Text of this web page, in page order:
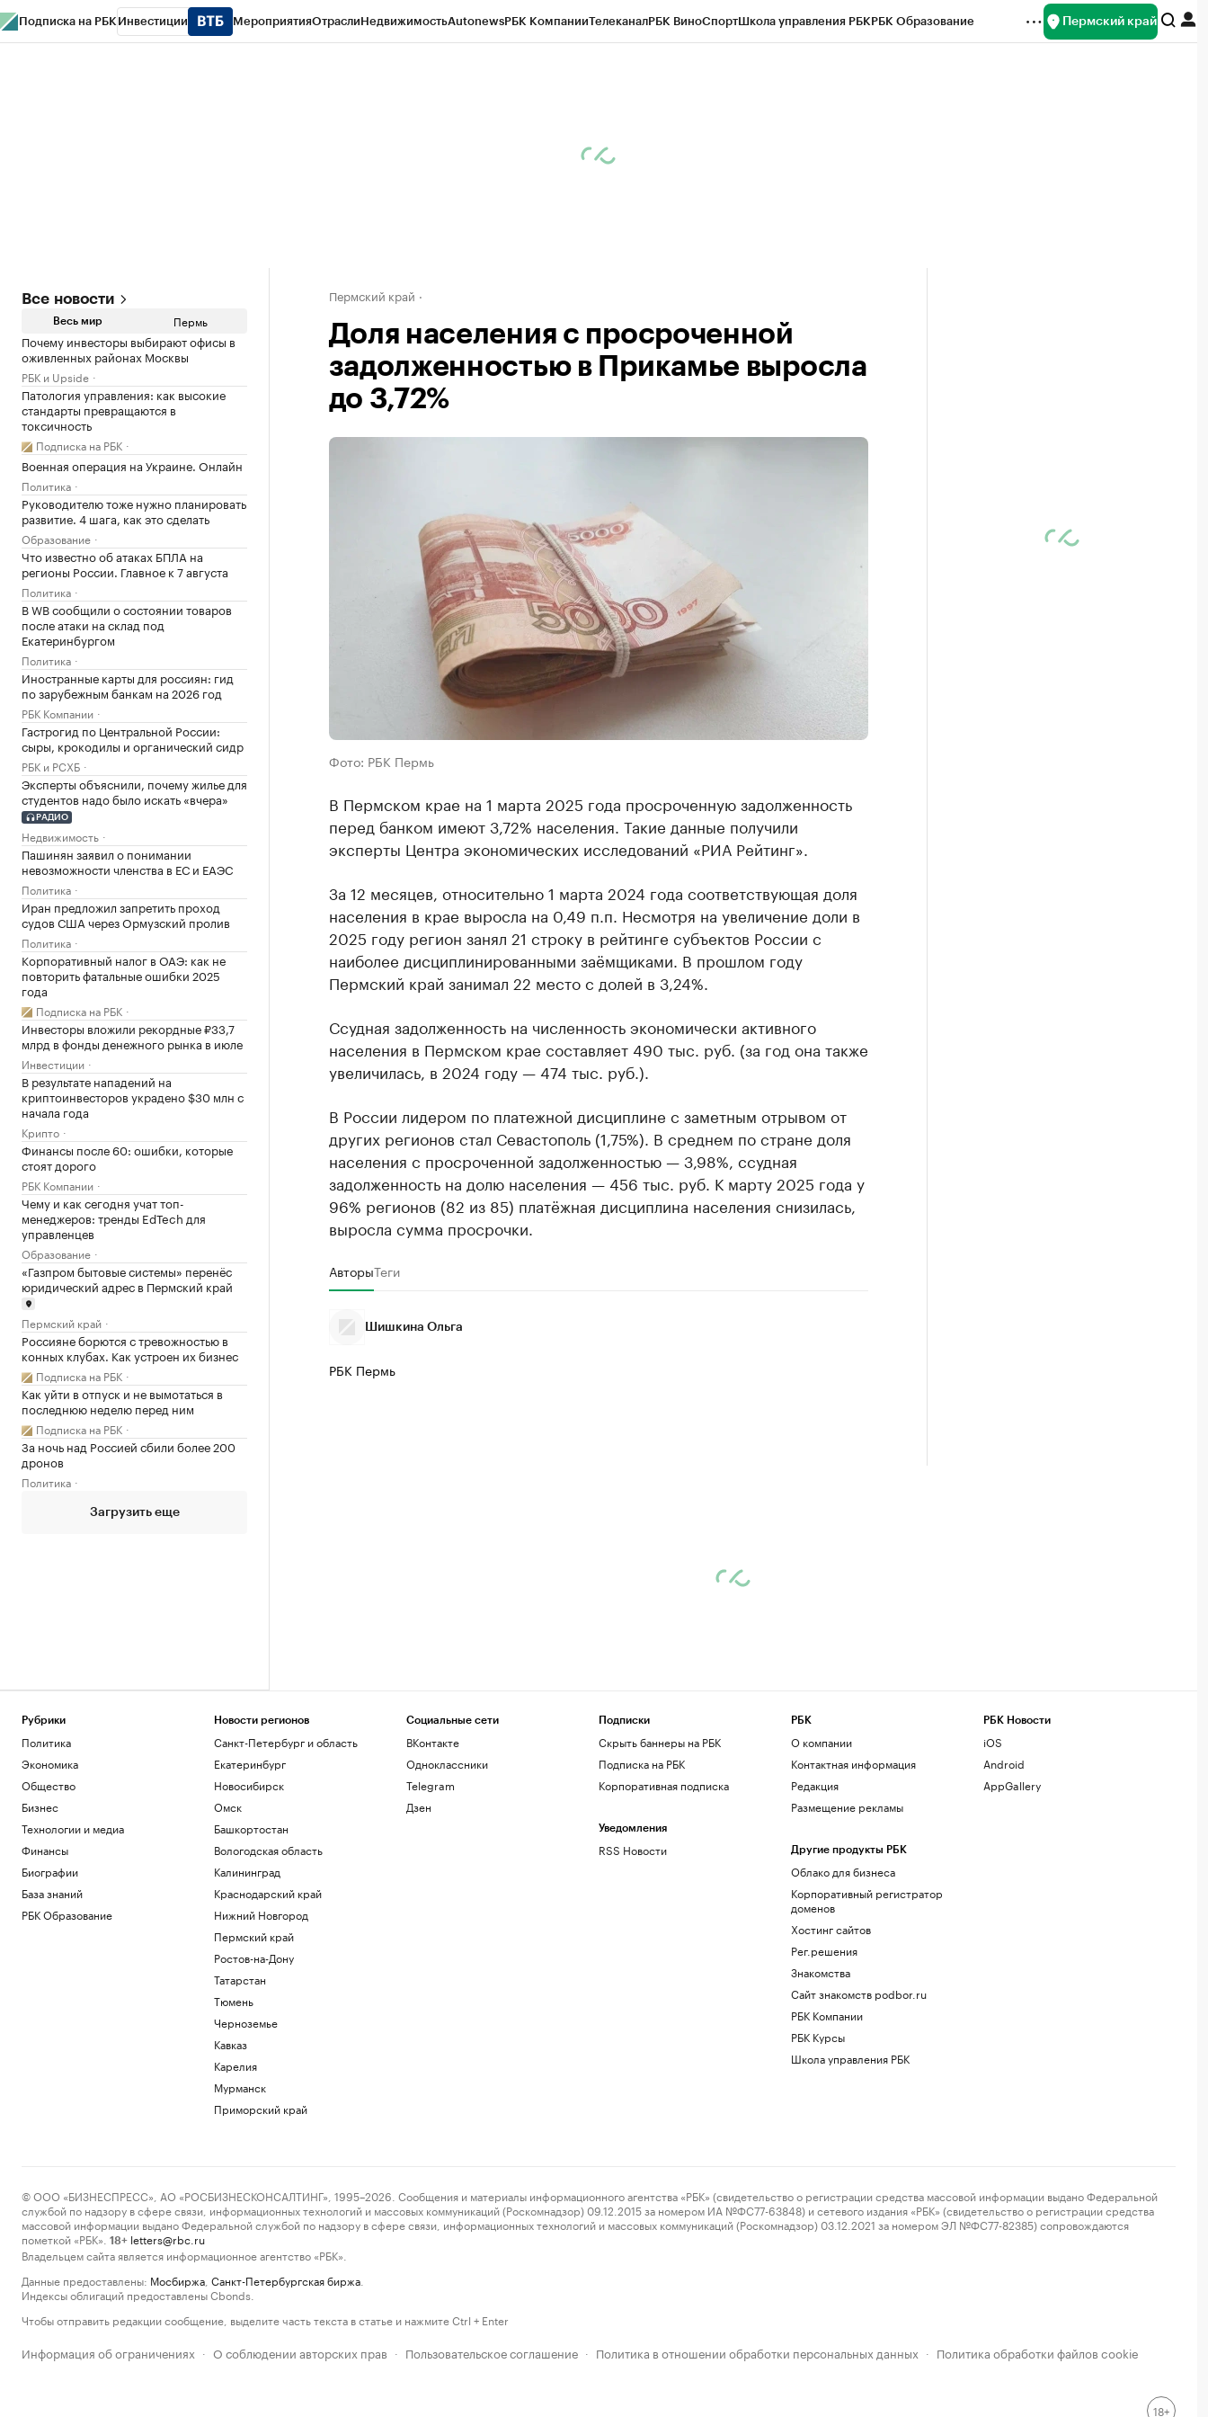
Подписка на РБК Инвестиции МероприятияОтраслиНедвижимостьAutonewsРБК КомпанииТелеканалРБК ВиноСпортШкола управления РБКРБК Образование Пермский край
Все новости
Весь мир Пермь
Почему инвесторы выбирают офисы в
оживленных районах Москвы
РБК и Upside
Патология управления: как высокие
стандарты превращаются в
токсичность
Подписка на РБК
Военная операция на Украине. Онлайн
Политика
Руководителю тоже нужно планировать
развитие. 4 шага, как это сделать
Образование
Что известно об атаках БПЛА на
регионы России. Главное к 7 августа
Политика
В WB сообщили о состоянии товаров
после атаки на склад под
Екатеринбургом
Политика
Иностранные карты для россиян: гид
по зарубежным банкам на 2026 год
РБК Компании
Гастрогид по Центральной России:
сыры, крокодилы и органический сидр
РБК и РСХБ
Эксперты объяснили, почему жилье для
студентов надо было искать «вчера»
РАДИО
Недвижимость
Пашинян заявил о понимании
невозможности членства в ЕС и ЕАЭС
Политика
Иран предложил запретить проход
судов США через Ормузский пролив
Политика
Корпоративный налог в ОАЭ: как не
повторить фатальные ошибки 2025
года
Подписка на РБК
Инвесторы вложили рекордные ₽33,7
млрд в фонды денежного рынка в июле
Инвестиции
В результате нападений на
криптоинвесторов украдено $30 млн с
начала года
Крипто
Финансы после 60: ошибки, которые
стоят дорого
РБК Компании
Чему и как сегодня учат топ-
менеджеров: тренды EdTech для
управленцев
Образование
«Газпром бытовые системы» перенёс
юридический адрес в Пермский край
Пермский край
Россияне борются с тревожностью в
конных клубах. Как устроен их бизнес
Подписка на РБК
Как уйти в отпуск и не вымотаться в
последнюю неделю перед ним
Подписка на РБК
За ночь над Россией сбили более 200
дронов
Политика
Загрузить еще
Пермский край
Доля населения с просроченной
задолженностью в Прикамье выросла
до 3,72%
Фото: РБК Пермь
В Пермском крае на 1 марта 2025 года просроченную задолженность
перед банком имеют 3,72% населения. Такие данные получили
эксперты Центра экономических исследований «РИА Рейтинг».
За 12 месяцев, относительно 1 марта 2024 года соответствующая доля
населения в крае выросла на 0,49 п.п. Несмотря на увеличение доли в
2025 году регион занял 21 строку в рейтинге субъектов России с
наиболее дисциплинированными заёмщиками. В прошлом году
Пермский край занимал 22 место с долей в 3,24%.
Ссудная задолженность на численность экономически активного
населения в Пермском крае составляет 490 тыс. руб. (за год она также
увеличилась, в 2024 году — 474 тыс. руб.).
В России лидером по платежной дисциплине с заметным отрывом от
других регионов стал Севастополь (1,75%). В среднем по стране доля
населения с просроченной задолженностью — 3,98%, ссудная
задолженность на долю населения — 456 тыс. руб. К марту 2025 года у
96% регионов (82 из 85) платёжная дисциплина населения снизилась,
выросла сумма просрочки.
АвторыТеги
Шишкина Ольга
РБК Пермь
Рубрики
Политика
Экономика
Общество
Бизнес
Технологии и медиа
Финансы
Биографии
База знаний
РБК Образование
Новости регионов
Санкт-Петербург и область
Екатеринбург
Новосибирск
Омск
Башкортостан
Вологодская область
Калининград
Краснодарский край
Нижний Новгород
Пермский край
Ростов-на-Дону
Татарстан
Тюмень
Черноземье
Кавказ
Карелия
Мурманск
Приморский край
Социальные сети
ВКонтакте
Одноклассники
Telegram
Дзен
Подписки
Скрыть баннеры на РБК
Подписка на РБК
Корпоративная подписка
Уведомления
RSS Новости
РБК
О компании
Контактная информация
Редакция
Размещение рекламы
Другие продукты РБК
Облако для бизнеса
Корпоративный регистратор
доменов
Хостинг сайтов
Рег.решения
Знакомства
Сайт знакомств podbor.ru
РБК Компании
РБК Курсы
Школа управления РБК
РБК Новости
iOS
Android
AppGallery
© ООО «БИЗНЕСПРЕСС», АО «РОСБИЗНЕСКОНСАЛТИНГ», 1995–2026. Сообщения и материалы информационного агентства «РБК» (свидетельство о регистрации средства массовой информации выдано Федеральной
службой по надзору в сфере связи, информационных технологий и массовых коммуникаций (Роскомнадзор) 09.12.2015 за номером ИА №ФС77-63848) и сетевого издания «РБК» (свидетельство о регистрации средства
массовой информации выдано Федеральной службой по надзору в сфере связи, информационных технологий и массовых коммуникаций (Роскомнадзор) 03.12.2021 за номером ЭЛ №ФС77-82385) сопровождаются
пометкой «РБК».
18+ letters@rbc.ru
Владельцем сайта является информационное агентство «РБК».
Данные предоставлены: Мосбиржа Санкт-Петербургская биржа
Индексы облигаций предоставлены Cbonds.
Чтобы отправить редакции сообщение, выделите часть текста в статье и нажмите Ctrl + Enter
Информация об ограничениях · О соблюдении авторских прав · Пользовательское соглашение · Политика в отношении обработки персональных данных · Политика обработки файлов cookie
18+